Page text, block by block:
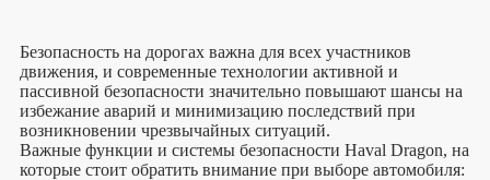
Безопасность на дорогах важна для всех участников
движения, и современные технологии активной и
пассивной безопасности значительно повышают шансы на
избежание аварий и минимизацию последствий при
возникновении чрезвычайных ситуаций.
Важные функции и системы безопасности Haval Dragon, на
которые стоит обратить внимание при выборе автомобиля: